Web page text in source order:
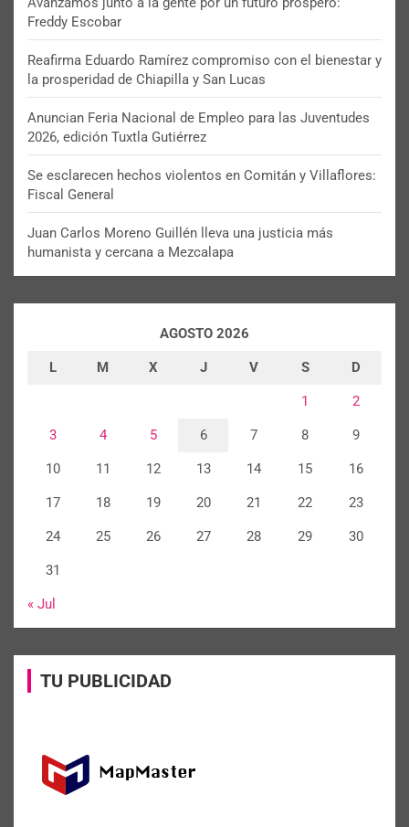
Freddy Escobar
Reafirma Eduardo Ramírez compromiso con el bienestar y
la prosperidad de Chiapilla y San Lucas
Anuncian Feria Nacional de Empleo para las Juventudes
2026, edición Tuxtla Gutiérrez
Se esclarecen hechos violentos en Comitán y Villaflores:
Fiscal General
Juan Carlos Moreno Guillén lleva una justicia más
humanista y cercana a Mezcalapa
AGOSTO 2026
L M X J V S D
1 2
3 4 5 6 7 8 9
10 11 12 13 14 15 16
17 18 19 20 21 22 23
24 25 26 27 28 29 30
31
« Jul
TU PUBLICIDAD